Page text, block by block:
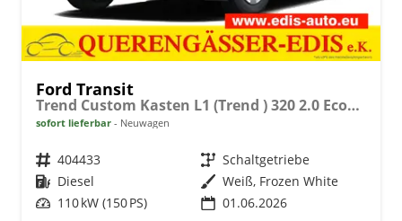
Ford Transit
Trend Custom Kasten L1 (Trend ) 320 2.0 EcoBlue 110kW (150 PS) 6-Gang-Schaltgetriebe
sofort lieferbar Neuwagen
Fahrzeugnr. 404433 Getriebe Schaltgetriebe
Kraftstoff Diesel Außenfarbe Weiß, Frozen White
Leistung 110 kW (150 PS) 01.06.2026